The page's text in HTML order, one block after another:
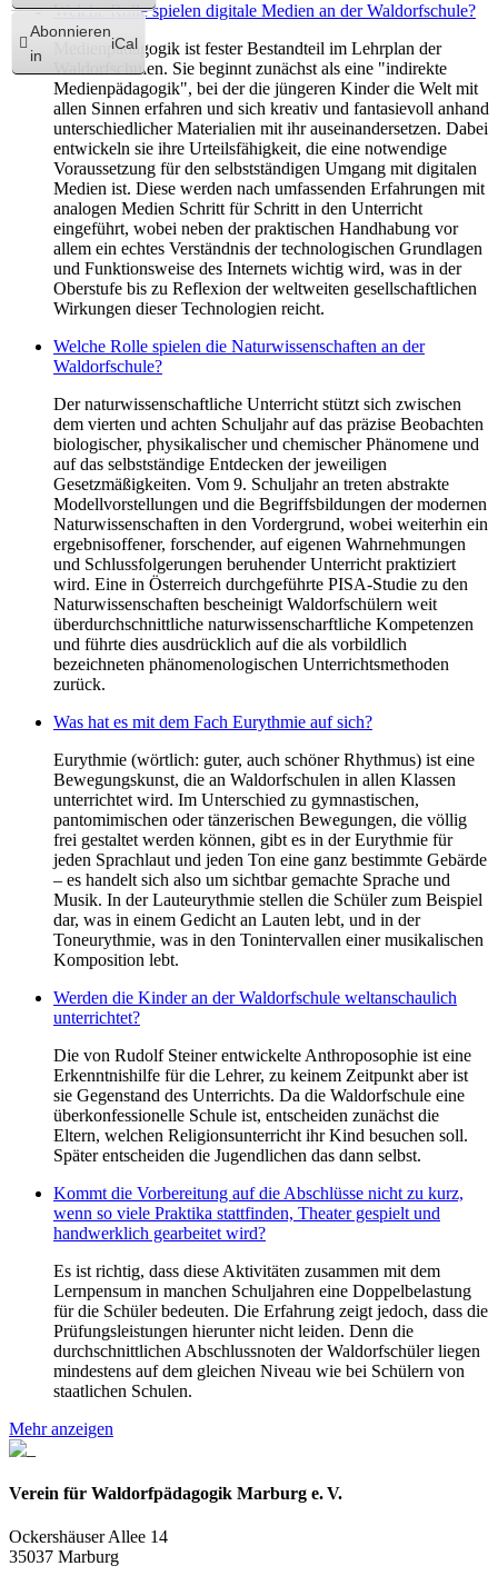
Abonnieren
in
iCal
Welche Rolle spielen digitale Medien an der Waldorfschule?
Medienpädagogik ist fester Bestandteil im Lehrplan der
Waldorfschulen. Sie beginnt zunächst als eine "indirekte
Medienpädagogik", bei der die jüngeren Kinder die Welt mit
allen Sinnen erfahren und sich kreativ und fantasievoll anhand
unterschiedlicher Materialien mit ihr auseinandersetzen. Dabei
entwickeln sie ihre Urteilsfähigkeit, die eine notwendige
Voraussetzung für den selbstständigen Umgang mit digitalen
Medien ist. Diese werden nach umfassenden Erfahrungen mit
analogen Medien Schritt für Schritt in den Unterricht
eingeführt, wobei neben der praktischen Handhabung vor
allem ein echtes Verständnis der technologischen Grundlagen
und Funktionsweise des Internets wichtig wird, was in der
Oberstufe bis zu Reflexion der weltweiten gesellschaftlichen
Wirkungen dieser Technologien reicht.
Welche Rolle spielen die Naturwissenschaften an der
Waldorfschule?
Der naturwissenschaftliche Unterricht stützt sich zwischen
dem vierten und achten Schuljahr auf das präzise Beobachten
biologischer, physikalischer und chemischer Phänomene und
auf das selbstständige Entdecken der jeweiligen
Gesetzmäßigkeiten. Vom 9. Schuljahr an treten abstrakte
Modellvorstellungen und die Begriffsbildungen der modernen
Naturwissenschaften in den Vordergrund, wobei weiterhin ein
ergebnisoffener, forschender, auf eigenen Wahrnehmungen
und Schlussfolgerungen beruhender Unterricht praktiziert
wird. Eine in Österreich durchgeführte PISA-Studie zu den
Naturwissenschaften bescheinigt Waldorfschülern weit
überdurchschnittliche naturwissenscharftliche Kompetenzen
und führte dies ausdrücklich auf die als vorbildlich
bezeichneten phänomenologischen Unterrichtsmethoden
zurück.
Was hat es mit dem Fach Eurythmie auf sich?
Eurythmie (wörtlich: guter, auch schöner Rhythmus) ist eine
Bewegungskunst, die an Waldorfschulen in allen Klassen
unterrichtet wird. Im Unterschied zu gymnastischen,
pantomimischen oder tänzerischen Bewegungen, die völlig
frei gestaltet werden können, gibt es in der Eurythmie für
jeden Sprachlaut und jeden Ton eine ganz bestimmte Gebärde
– es handelt sich also um sichtbar gemachte Sprache und
Musik. In der Lauteurythmie stellen die Schüler zum Beispiel
dar, was in einem Gedicht an Lauten lebt, und in der
Toneurythmie, was in den Tonintervallen einer musikalischen
Komposition lebt.
Werden die Kinder an der Waldorfschule weltanschaulich
unterrichtet?
Die von Rudolf Steiner entwickelte Anthroposophie ist eine
Erkenntnishilfe für die Lehrer, zu keinem Zeitpunkt aber ist
sie Gegenstand des Unterrichts. Da die Waldorfschule eine
überkonfessionelle Schule ist, entscheiden zunächst die
Eltern, welchen Religionsunterricht ihr Kind besuchen soll.
Später entscheiden die Jugendlichen das dann selbst.
Kommt die Vorbereitung auf die Abschlüsse nicht zu kurz,
wenn so viele Praktika stattfinden, Theater gespielt und
handwerklich gearbeitet wird?
Es ist richtig, dass diese Aktivitäten zusammen mit dem
Lernpensum in manchen Schuljahren eine Doppelbelastung
für die Schüler bedeuten. Die Erfahrung zeigt jedoch, dass die
Prüfungsleistungen hierunter nicht leiden. Denn die
durchschnittlichen Abschlussnoten der Waldorfschüler liegen
mindestens auf dem gleichen Niveau wie bei Schülern von
staatlichen Schulen.
Mehr anzeigen
Verein für Waldorfpädagogik Marburg e. V.
Ockershäuser Allee 14
35037 Marburg